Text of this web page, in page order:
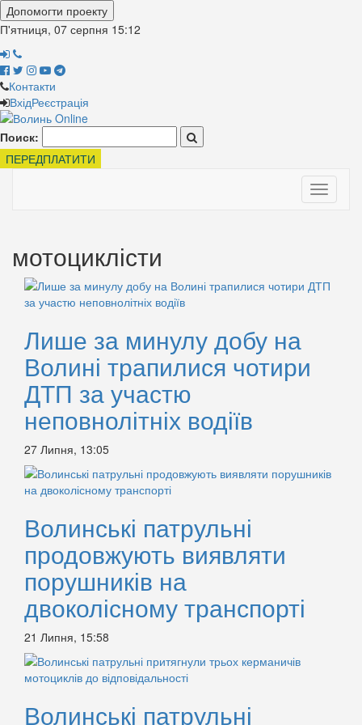
Допомогти проекту
П'ятниця, 07 серпня 15:12
Контакти
ВхідРеєстрація
Поиск:
ПЕРЕДПЛАТИТИ
Toggle
мотоциклісти
Лише за минулу добу на
Волині трапилися чотири
ДТП за участю
неповнолітніх водіїв
27 Липня, 13:05
Волинські патрульні
продовжують виявляти
порушників на
двоколісному транспорті
21 Липня, 15:58
Волинські патрульні